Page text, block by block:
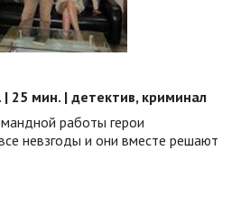
| 25 мин. | детектив, криминал
работы герои
невзгоды и они вместе решают